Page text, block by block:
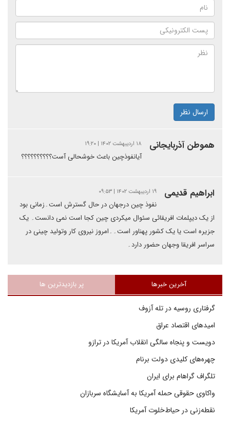
ارسال نظر
هموطن آذربایجانی ۱۸ اردیبهشت ۱۴۰۲ | ۱۹:۲۰
آیانفوذچین باعث خوشحالی آست؟؟؟؟؟؟؟؟؟؟
ابراهیم قدیمی ۱۹ اردیبهشت ۱۴۰۲ | ۰۹:۵۳
نفوذ چین درجهان در حال گسترش است۔زمانی بود
از یک دیپلمات افریقائی سئوال میکردی چین کجا است نمی دانست۔ یک
جزیره است یا یک کشور پهناور است۔۔امروز نیروی کار وتولید چینی در
سراسر افریقا وجهان حضور دارد۔
آخرین خبرها پر بازدیدترین ها
گرفتاری روسیه در تله آزوف
امیدهای اقتصاد عراق
دویست و پنجاه سالگی انقلاب آمریکا در ترازو
چهره‌های کلیدی دولت برنام
تلگراف گراهام برای ایران
واکاوی حقوقی حمله آمریکا به آسایشگاه سربازان
نقطه‌زنی در حیاط‌خلوت آمریکا